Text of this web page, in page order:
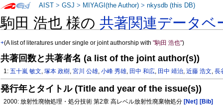
駒田 浩也 様の共著関連データベ
+(A list of literatures under single or joint authorship with"駒田 浩也")
共著回数と共著者名 (a list of the joint author(s))
1:五十嵐 敏文,塚本 政樹,宮川 公雄,小峰 秀雄, 田中 和広, 田中 靖治,近藤 浩文,長
発行年とタイトル (Title and year of the issue(s))
2000: 放射性廃物処理・処分技術 第2章 高レベル放射性廃棄物処分 [Net] [Bib]
AIST >GSJ > MIYAGI(the Author) >nkysdb (this DB)